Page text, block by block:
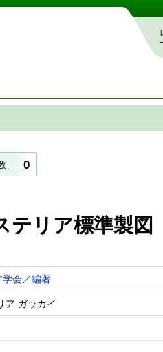
予約システム
0
テリア標準製
学会／編著
ア ガッカイ